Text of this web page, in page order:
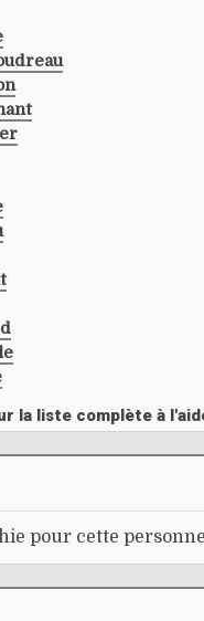
la liste complète à
pour cette